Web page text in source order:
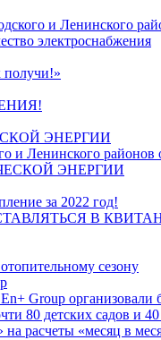
и Ленинского
электроснабжения
получи!»
ЭНЕРГИИ
и Ленинского районов
ЭНЕРГИИ
за 2022 год!
В
сезону
организовали
80 детских садов и
расчеты «месяц в